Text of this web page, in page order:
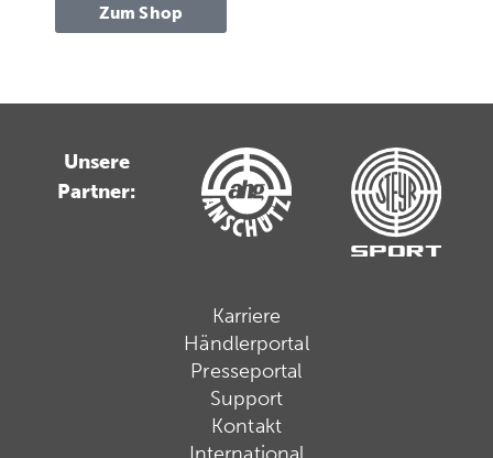
Zum Shop
Unsere
Partner:
Karriere
Händlerportal
Presseportal
Support
Kontakt